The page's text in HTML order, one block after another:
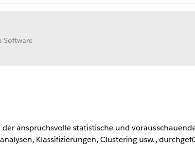
Software
anspruchsvolle statistische und
Klassifizierungen, Clustering usw.,